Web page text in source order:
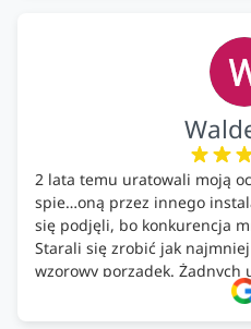
ekologicznych rozwiązań!🍀
2 lata temu uratowali moją
spie…oną przez innego
się podjęli, bo konkurencja
Starali się zrobić jak
wzorowy porządek. Żadnych
kosztów. Zaskoczenie.
pomontażowa również OK.